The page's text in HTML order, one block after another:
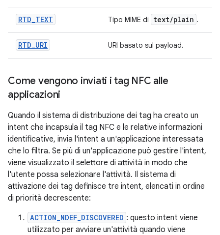
RTD_TEXT Tipo MIME di text/plain .
RTD_URI URI basato sul payload.
Come vengono inviati i tag NFC alle
applicazioni
Quando il sistema di distribuzione dei tag ha creato un
intent che incapsula il tag NFC e le relative informazioni
identificative, invia l'intent a un'applicazione interessata
che lo filtra. Se più di un'applicazione può gestire l'intent,
viene visualizzato il selettore di attività in modo che
l'utente possa selezionare l'attività. Il sistema di
attivazione dei tag definisce tre intent, elencati in ordine
di priorità decrescente:
ACTION_NDEF_DISCOVERED : questo intent viene
utilizzato per avviare un'attività quando viene